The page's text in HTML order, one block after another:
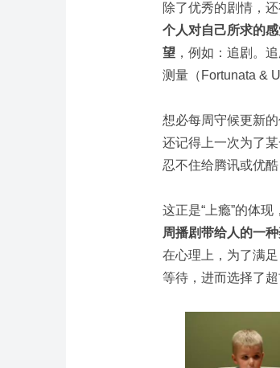
除了优秀的剧情，
个人对自己所求的
望 ，例如：追剧。
测量（Fortunata &
想必每周守候更新
还记得上一次为了
忍不住给腾讯或优
这正是“上瘾”的体现，
周播剧带给人的一
在心理上，为了满
等待，进而选择了